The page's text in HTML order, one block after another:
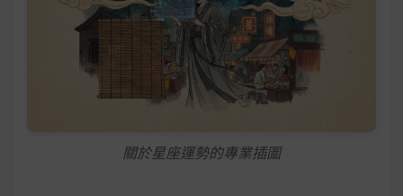
關於星座運勢的專業插圖